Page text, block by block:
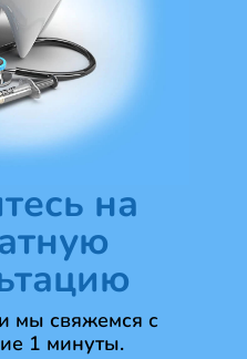
на
мы свяжемся с
1 минуты.